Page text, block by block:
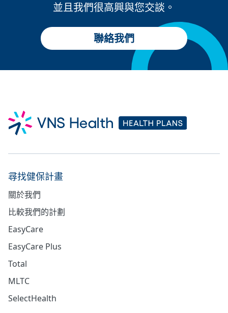
並且我們很高興與您交談。
聯絡我們
尋找健保計畫
關於我們
比較我們的計劃
EasyCare
EasyCare Plus
Total
MLTC
SelectHealth